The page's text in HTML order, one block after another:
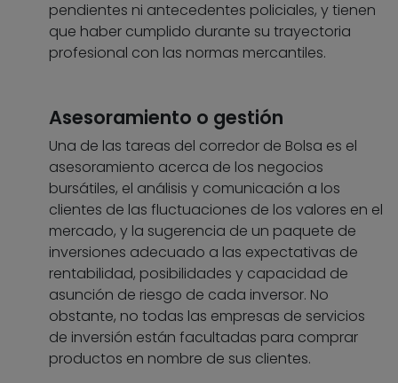
pendientes ni antecedentes policiales, y tienen
que haber cumplido durante su trayectoria
profesional con las normas mercantiles.
Asesoramiento o gestión
Una de las tareas del corredor de Bolsa es el
asesoramiento acerca de los negocios
bursátiles, el análisis y comunicación a los
clientes de las fluctuaciones de los valores en el
mercado, y la sugerencia de un paquete de
inversiones adecuado a las expectativas de
rentabilidad, posibilidades y capacidad de
asunción de riesgo de cada inversor. No
obstante, no todas las empresas de servicios
de inversión están facultadas para comprar
productos en nombre de sus clientes.